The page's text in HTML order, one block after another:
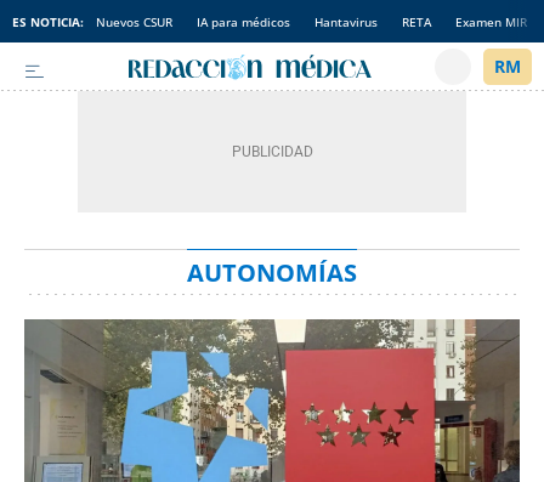
ES NOTICIA: Nuevos CSUR IA para médicos Hantavirus RETA Examen MIR
AUTONOMÍAS